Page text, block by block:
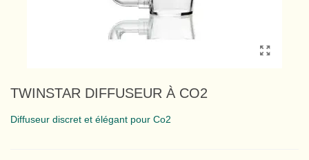
TWINSTAR DIFFUSEUR À CO2
Diffuseur discret et élégant pour Co2